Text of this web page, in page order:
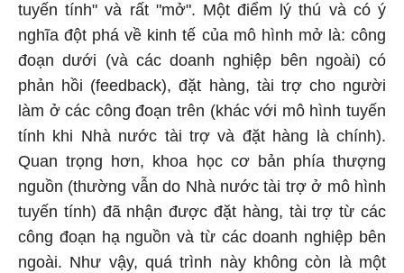
tuyến tính" và rất "mở". Một điểm lý thú và có ý
nghĩa đột phá về kinh tế của mô hình mở là: công
đoạn dưới (và các doanh nghiệp bên ngoài) có
phản hồi (feedback), đặt hàng, tài trợ cho người
làm ở các công đoạn trên (khác với mô hình tuyến
tính khi Nhà nước tài trợ và đặt hàng là chính).
Quan trọng hơn, khoa học cơ bản phía thượng
nguồn (thường vẫn do Nhà nước tài trợ ở mô hình
tuyến tính) đã nhận được đặt hàng, tài trợ từ các
công đoạn hạ nguồn và từ các doanh nghiệp bên
ngoài. Như vậy, quá trình này không còn là một